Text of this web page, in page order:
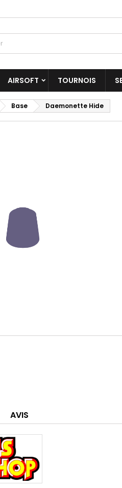
AIRSOFT TOURNOIS
Base Daemonette Hide
AVIS